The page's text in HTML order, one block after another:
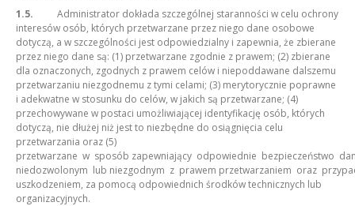
1.5. Administrator dokłada szczególnej staranności w celu ochrony
interesów osób, których przetwarzane przez niego dane osobowe
dotyczą, a w szczególności jest odpowiedzialny i zapewnia, że zbierane
przez niego dane są: (1) przetwarzane zgodnie z prawem; (2) zbierane
dla oznaczonych, zgodnych z prawem celów i niepoddawane dalszemu
przetwarzaniu niezgodnemu z tymi celami; (3) merytorycznie poprawne
i adekwatne w stosunku do celów, w jakich są przetwarzane; (4)
przechowywane w postaci umożliwiającej identyfikację osób, których
dotyczą, nie dłużej niż jest to niezbędne do osiągnięcia celu
przetwarzania oraz (5)
przetwarzane w sposób zapewniający odpowiednie bezpieczeństwo
niedozwolonym lub niezgodnym z prawem przetwarzaniem oraz
uszkodzeniem, za pomocą odpowiednich środków technicznych lub
organizacyjnych.